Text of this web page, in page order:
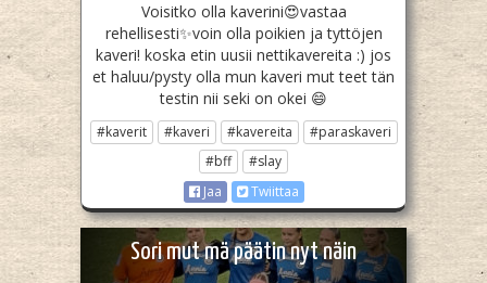
Voisitko olla kaverini😍vastaa
rehellisesti✨voin olla poikien ja tyttöjen
kaveri! koska etin uusii nettikavereita :) jos
et haluu/pysty olla mun kaveri mut teet tän
testin nii seki on okei 😄
#kaverit #kaveri #kavereita
#paraskaveri
#bff
#slay
Jaa
Twiittaa
Sori mut mä päätin nyt näin